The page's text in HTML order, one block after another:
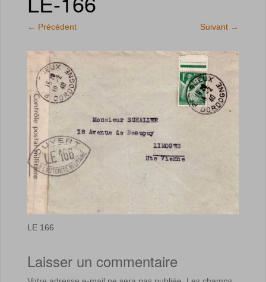
← Précédent Suivant →
LE 166
Laisser un commentaire